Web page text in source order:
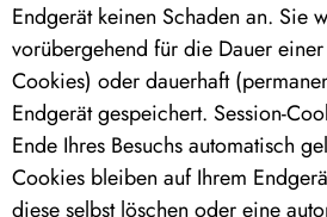
Endgerät keinen Schaden an. Sie
vorübergehend für die Dauer
Cookies) oder dauerhaft
Endgerät gespeichert. Session-
Ende Ihres Besuchs automatisch
Cookies bleiben auf Ihrem
diese selbst löschen oder eine